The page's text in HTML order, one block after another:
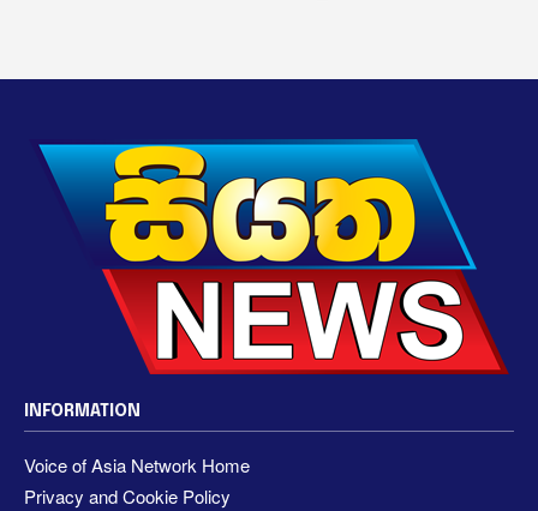
INFORMATION
Voice of Asia Network Home
Privacy and Cookie Policy